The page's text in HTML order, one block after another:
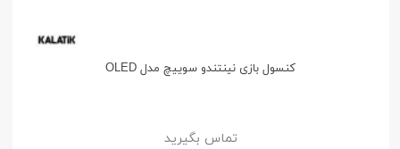
کنسول بازی نینتندو سوییچ مدل OLED
تماس بگیرید